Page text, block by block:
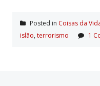
Posted in Coisas da
islão, terrorismo 1